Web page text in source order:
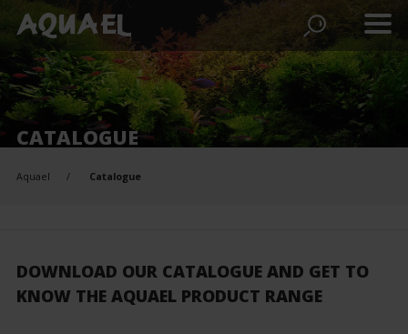
CATALOGUE
Aquael Catalogue
DOWNLOAD OUR CATALOGUE AND GET TO
KNOW THE AQUAEL PRODUCT RANGE